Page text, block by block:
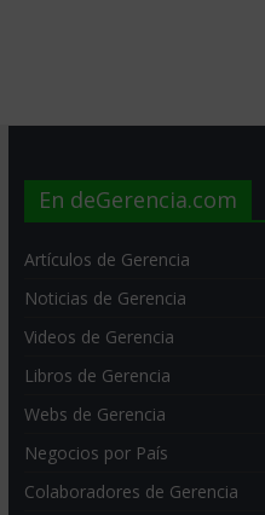
En deGerencia.com
Artículos de Gerencia
Noticias de Gerencia
Videos de Gerencia
Libros de Gerencia
Webs de Gerencia
Negocios por País
Colaboradores de Gerencia